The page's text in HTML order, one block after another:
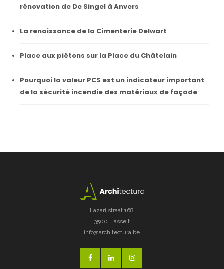
rénovation de De Singel à Anvers
La renaissance de la Cimenterie Delwart
Place aux piétons sur la Place du Châtelain
Pourquoi la valeur PCS est un indicateur important
de la sécurité incendie des matériaux de façade
Lazarijstraat 168
3500 Hasselt
info@architectura.be